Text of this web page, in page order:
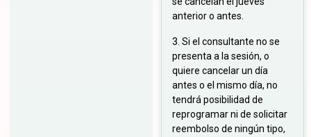
anterior o antes.
3. Si el consultante no se
presenta a la sesión, o
quiere cancelar un día
antes o el mismo día, no
tendrá posibilidad de
reprogramar ni de solicitar
reembolso de ningún tipo,